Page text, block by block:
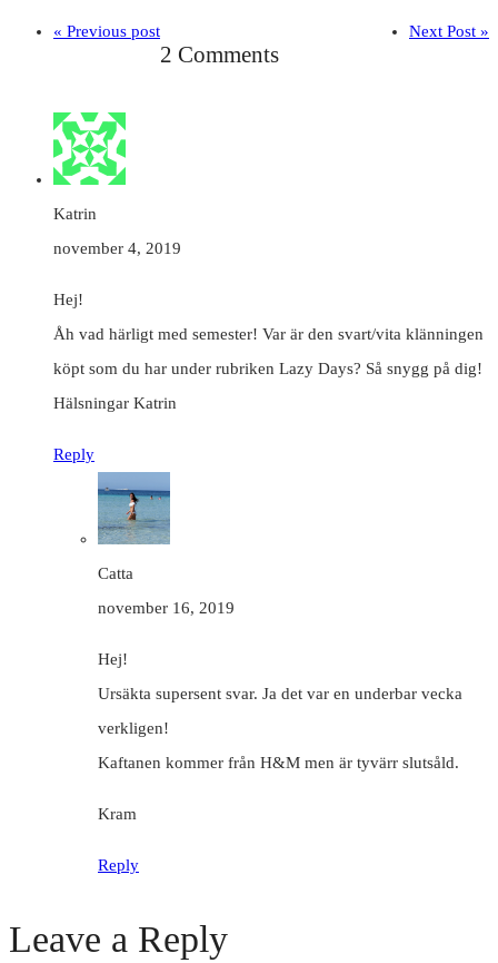
« Previous post Next Post »
2 Comments
Katrin
november 4, 2019
Hej!
Åh vad härligt med semester! Var är den svart/vita klänningen
köpt som du har under rubriken Lazy Days? Så snygg på dig!
Hälsningar Katrin
Reply
Catta
november 16, 2019
Hej!
Ursäkta supersent svar. Ja det var en underbar vecka
verkligen!
Kaftanen kommer från H&M men är tyvärr slutsåld.
Kram
Reply
Leave a Reply